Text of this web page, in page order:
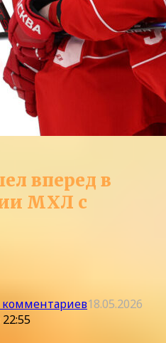
вперед в
МХЛ с
комментариев18.05.2026